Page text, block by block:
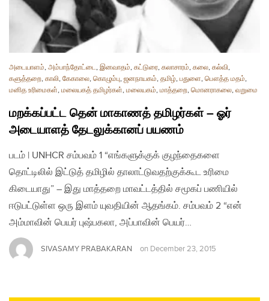
அடையாளம், அம்பாந்தோட்டை, இனவாதம், கட்டுரை, கலாசாரம், கலை, கல்வி,
களுத்தறை, காலி, கேகாலை, கொழும்பு, ஜனநாயகம், தமிழ், பதுளை, பௌத்த மதம்,
மனித உரிமைகள், மலையகத் தமிழர்கள், மலையகம், மாத்தறை, மொனராகலை, வறுமை
மறக்கப்பட்ட தென் மாகாணத் தமிழர்கள் – ஓர்
அடையாளத் தேடலுக்கானப் பயணம்
படம் | UNHCR சம்பவம் 1 “எங்களுக்குக் குழந்தைகளை
தொட்டிலில் இட்டுத் தமிழில் தாலாட்டுவதற்குக்கூட உரிமை
கிடையாது” – இது மாத்தறை மாவட்டத்தில் சமூகப் பணியில்
ஈடுபட்டுள்ள ஒரு இளம் யுவதியின் ஆதங்கம். சம்பவம் 2 “என்
அம்மாவின் பெயர் புஷ்பகலா, அப்பாவின் பெயர்…
SIVASAMY PRABAKARAN on December 23, 2015